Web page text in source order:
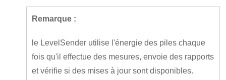
Remarque :
le LevelSender utilise l'énergie des piles chaque
fois qu'il effectue des mesures, envoie des rapports
et vérifie si des mises à jour sont disponibles.